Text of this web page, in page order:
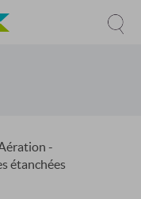
-
étanchées